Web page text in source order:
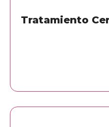
Tratamiento